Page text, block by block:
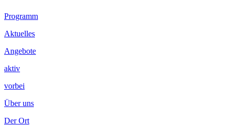
Footer
Inhalt
Programm
Aktuelles
Angebote
aktiv
vorbei
Über uns
Der Ort